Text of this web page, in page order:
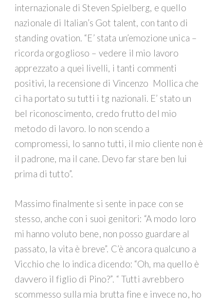
internazionale di Steven Spielberg, e quello
nazionale di Italian’s Got talent, con tanto di
standing ovation. “E’ stata un’emozione unica –
ricorda orgoglioso – vedere il mio lavoro
apprezzato a quei livelli, i tanti commenti
positivi, la recensione di Vincenzo Mollica che
ci ha portato su tutti i tg nazionali. E’ stato un
bel riconoscimento, credo frutto del mio
metodo di lavoro. Io non scendo a
compromessi, lo sanno tutti, il mio cliente non è
il padrone, ma il cane. Devo far stare ben lui
prima di tutto”.
Massimo finalmente si sente in pace con se
stesso, anche con i suoi genitori: “A modo loro
mi hanno voluto bene, non posso guardare al
passato, la vita è breve”. C’è ancora qualcuno a
Vicchio che lo indica dicendo: “Oh, ma quello è
davvero il figlio di Pino?”. “ Tutti avrebbero
scommesso sulla mia brutta fine e invece no, ho